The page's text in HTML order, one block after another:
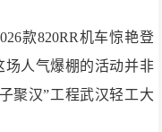
款820RR机车惊艳登
人气爆棚的活动并非
聚汉”工程武汉轻工大